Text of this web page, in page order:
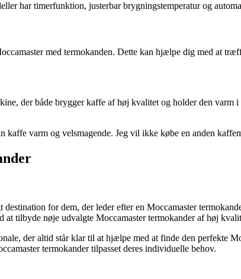
har timerfunktion, justerbar brygningstemperatur og
med termokanden. Dette kan hjælpe dig med at
der både brygger kaffe af høj kvalitet og holder den
varm og velsmagende. Jeg vil ikke købe en anden
for dem, der leder efter en Moccamaster
tilbyde nøje udvalgte Moccamaster termokander af høj
der altid står klar til at hjælpe med at finde den perfekte
termokander tilpasset deres individuelle behov.